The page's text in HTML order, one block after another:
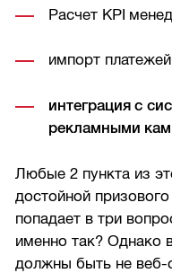
Расчет KPI
импорт
интеграция с
рекламными
Любые 2 пункта из
достойной
попадает в три
именно так? Однако
должны быть не веб-